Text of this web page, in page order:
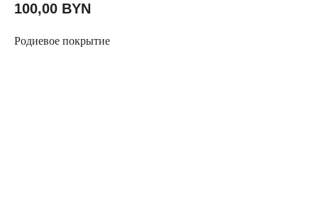
100,00 BYN
Родиевое покрытие